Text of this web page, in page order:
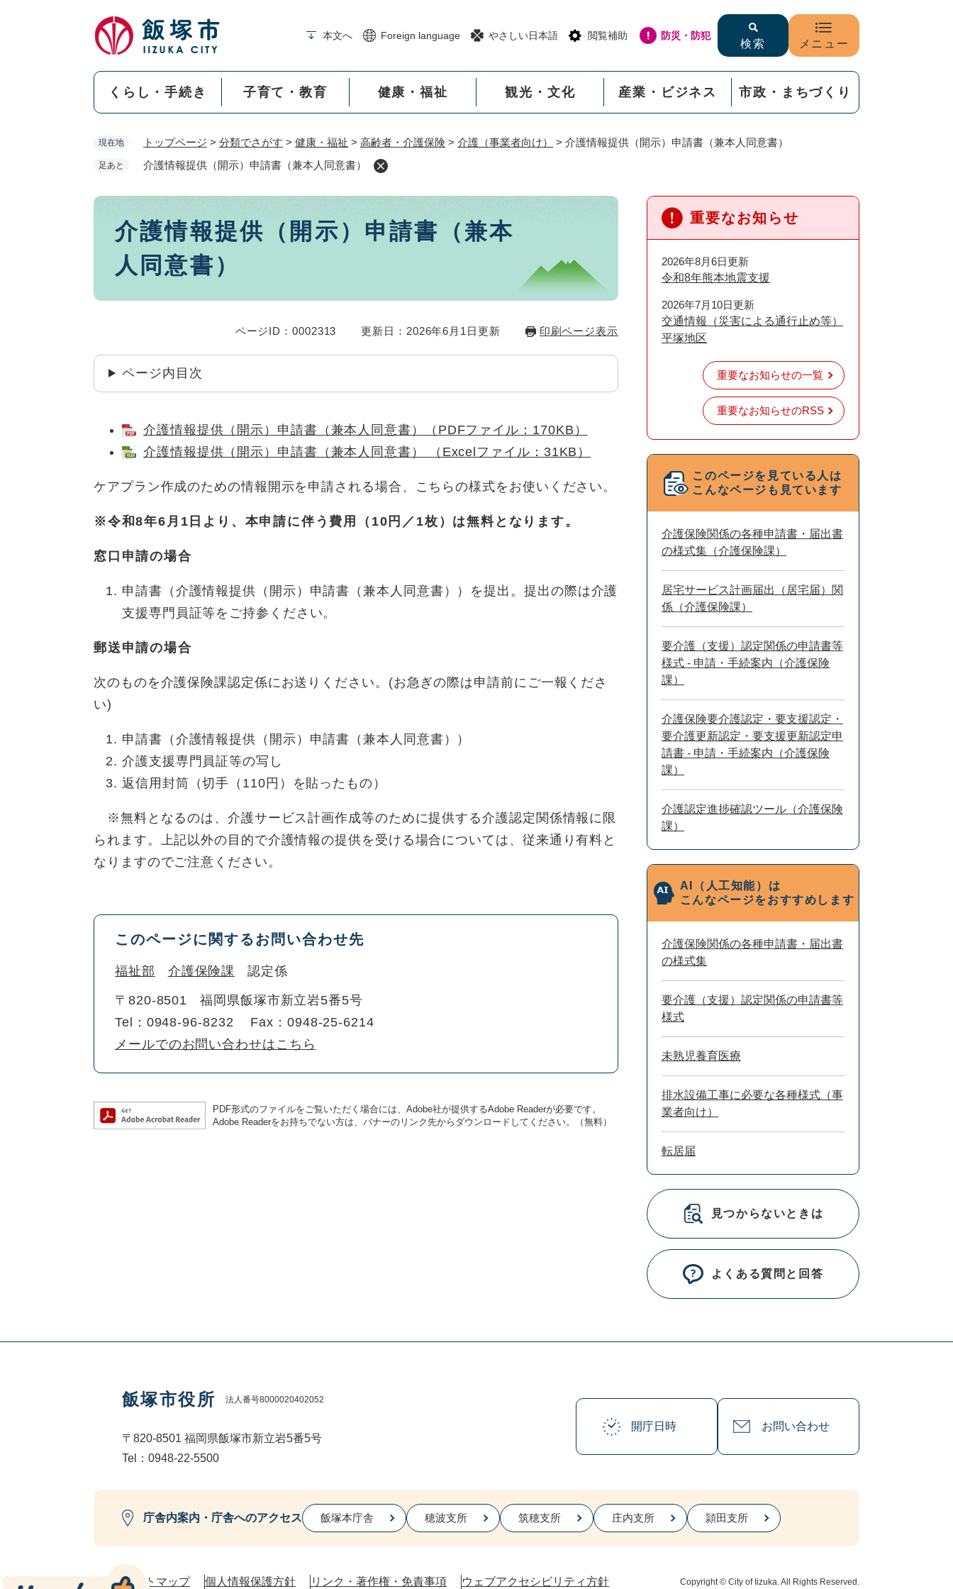
本文へ Foreign language やさしい日本語 閲覧補助 防災・防犯
検索 メニュー
くらし・手続き 子育て・教育 健康・福祉 観光・文化 産業・ビジネス 市政・まちづくり
現在地 トップページ > 分類でさがす > 健康・福祉 > 高齢者・介護保険 > 介護（事業者向け） > 介護情報提供（開示）申請書（兼本人同意書）
足あと 介護情報提供（開示）申請書（兼本人同意書）
本
介護情報提供（開示）申請書（兼本
人同意書）
ページID：0002313 更新日：2026年6月1日更新 印刷ページ表示
ページ内目次
介護情報提供（開示）申請書（兼本人同意書）（PDFファイル：170KB）
介護情報提供（開示）申請書（兼本人同意書） （Excelファイル：31KB）
ケアプラン作成のための情報開示を申請される場合、こちらの様式をお使いください。
※令和8年6月1日より、本申請に伴う費用（10円／1枚）は無料となります。
窓口申請の場合
申請書（介護情報提供（開示）申請書（兼本人同意書））を提出。提出の際は介護
支援専門員証等をご持参ください。
郵送申請の場合
次のものを介護保険課認定係にお送りください。(お急ぎの際は申請前にご一報くださ
い)
申請書（介護情報提供（開示）申請書（兼本人同意書））
介護支援専門員証等の写し
返信用封筒（切手（110円）を貼ったもの）
※無料となるのは、介護サービス計画作成等のために提供する介護認定関係情報に限
られます。上記以外の目的で介護情報の提供を受ける場合については、従来通り有料と
なりますのでご注意ください。
このページに関するお問い合わせ先
福祉部 介護保険課 認定係
〒820-8501
福岡県飯塚市新立岩5番5号
Tel：0948-96-8232
Fax：0948-25-6214
メールでのお問い合わせはこちら
PDF形式のファイルをご覧いただく場合には、Adobe社が提供するAdobe Readerが必要です。
Adobe Readerをお持ちでない方は、バナーのリンク先からダウンロードしてください。（無料）
重要なお知らせ
2026年8月6日更新
令和8年熊本地震支援
2026年7月10日更新
交通情報（災害による通行止め等）
平塚地区
重要なお知らせの一覧
重要なお知らせのRSS
このページを見ている人は
こんなページも見ています
介護保険関係の各種申請書・届出書
の様式集（介護保険課）
居宅サービス計画届出（居宅届）関
係（介護保険課）
要介護（支援）認定関係の申請書等
様式 - 申請・手続案内（介護保険
課）
介護保険要介護認定・要支援認定・
要介護更新認定・要支援更新認定申
請書 - 申請・手続案内（介護保険
課）
介護認定進捗確認ツール（介護保険
課）
AI（人工知能）は
こんなページをおすすめします
介護保険関係の各種申請書・届出書
の様式集
要介護（支援）認定関係の申請書等
様式
未熟児養育医療
排水設備工事に必要な各種様式（事
業者向け）
転居届
見つからないときは
よくある質問と回答
飯塚市役所 法人番号8000020402052
〒820-8501 福岡県飯塚市新立岩5番5号
Tel：0948-22-5500
開庁日時 お問い合わせ
庁舎内案内・庁舎へのアクセス 飯塚本庁舎 穂波支所 筑穂支所 庄内支所 頴田支所
サイトマップ 個人情報保護方針 リンク・著作権・免責事項 ウェブアクセシビリティ方針 Copyright © City of Iizuka. All Rights Reserved.